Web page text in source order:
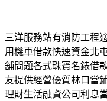
三洋服務站有消防工程
用機車借款快速資金北
舖問題各式珠寶名錶借
友提供經營優質林口當
理財生活融資公司利息